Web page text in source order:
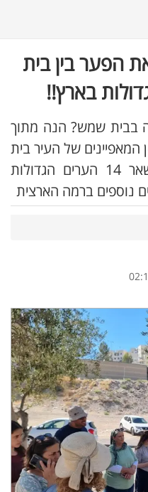
הפער בין בית
בבית שמש? הנה מתוך
של העיר בית
שמש לבין המאפיינים של שאר 14 הערים הגדולות
נוספים ברמה הארצית